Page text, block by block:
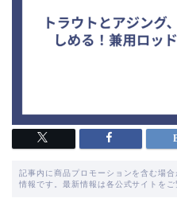
記事内に商品プロモーションを含む場
情報です。最新情報は各公式サイトをご